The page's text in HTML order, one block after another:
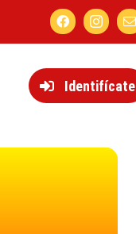
Identifícate